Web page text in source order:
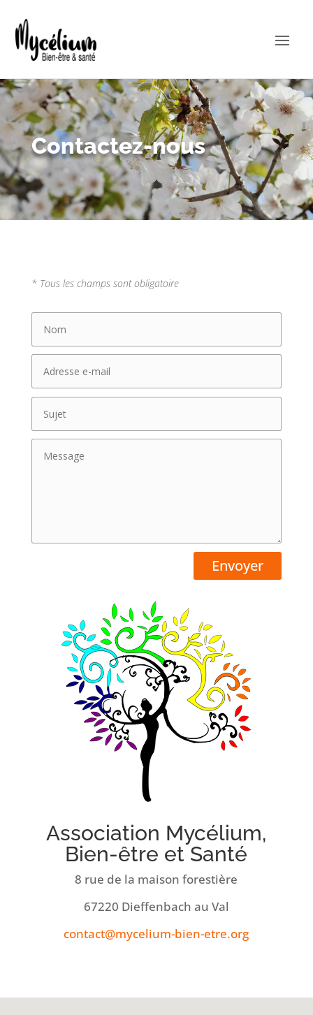
Contactez-nous
* Tous les champs sont obligatoire
Envoyer
Association Mycélium,
Bien-être et Santé
8 rue de la maison forestière
67220 Dieffenbach au Val
gro.e
rte-n
eib-m
uilec
ym@tc
atnoc